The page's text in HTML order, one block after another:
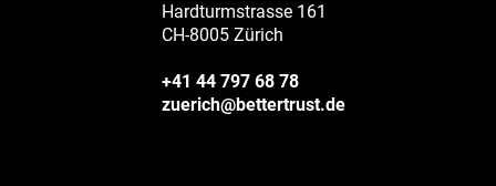
Hardturmstrasse 161
CH-8005 Zürich
+41 44 797 68 78
zuerich@bettertrust.de